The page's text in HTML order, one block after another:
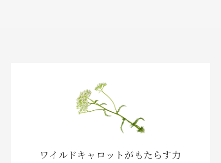
ワイルドキャロットがもたらす力